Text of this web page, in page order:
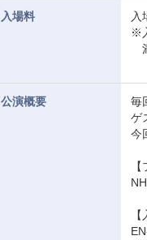
入場料
入
※
公演概要
毎
ゲ
今